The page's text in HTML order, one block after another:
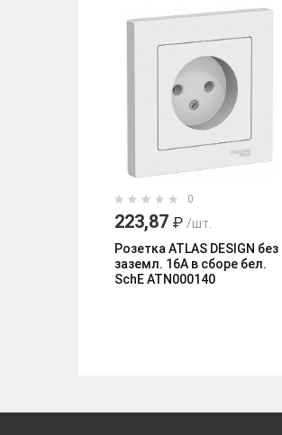
0
223,87 ₽ /шт.
Розетка ATLAS DESIGN без
заземл. 16А в сборе бел.
SchE ATN000140